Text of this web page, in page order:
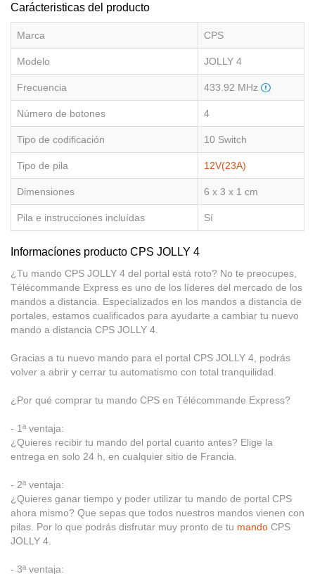
Carácteristicas del producto
Marca CPS
Modelo JOLLY 4
Frecuencia 433.92 MHz
Número de botones 4
Tipo de codificación 10 Switch
Tipo de pila 12V(23A)
Dimensiones 6 x 3 x 1 cm
Pila e instrucciones incluídas Sí
Informacíones producto CPS JOLLY 4
¿Tu mando CPS JOLLY 4 del portal está roto? No te preocupes,
Télécommande Express es uno de los líderes del mercado de los
mandos a distancia. Especializados en los mandos a distancia de
portales, estamos cualificados para ayudarte a cambiar tu nuevo
mando a distancia CPS JOLLY 4.
Gracias a tu nuevo mando para el portal CPS JOLLY 4, podrás
volver a abrir y cerrar tu automatismo con total tranquilidad.
¿Por qué comprar tu mando CPS en Télécommande Express?
- 1ª ventaja:
¿Quieres recibir tu mando del portal cuanto antes? Elige la
entrega en solo 24 h, en cualquier sitio de Francia.
- 2ª ventaja:
¿Quieres ganar tiempo y poder utilizar tu mando de portal CPS
ahora mismo? Que sepas que todos nuestros mandos vienen con
pilas. Por lo que podrás disfrutar muy pronto de tu mando CPS
JOLLY 4.
- 3ª ventaja: